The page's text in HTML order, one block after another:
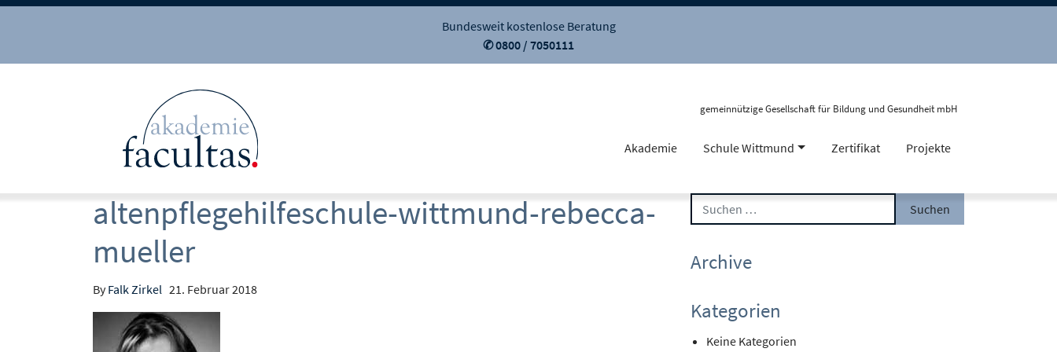
Bundesweit kostenlose Beratung
✆ 0800 / 7050111
gemeinnützige Gesellschaft für Bildung und Gesundheit mbH
Akademie Schule Wittmund Zertifikat Projekte
altenpflegehilfeschule-wittmund-rebecca-
mueller
ByFalk Zirkel 21. Februar 2018
Archive
Kategorien
Keine Kategorien